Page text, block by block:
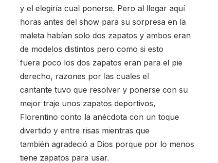
y el elegiría cual ponerse. Pero al llegar aquí
horas antes del show para su sorpresa en la
maleta habían solo dos zapatos y ambos eran
de modelos distintos pero como si esto
fuera poco los dos zapatos eran para el pie
derecho, razones por las cuales el
cantante tuvo que resolver y ponerse con su
mejor traje unos zapatos deportivos,
Florentino conto la anécdota con un toque
divertido y entre risas mientras que
también agradeció a Dios porque por lo menos
tiene zapatos para usar.